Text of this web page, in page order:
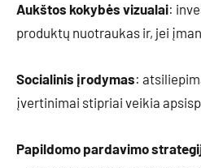
Aukštos kokybės vizualai:
produktų nuotraukas ir, jei
Socialinis įrodymas:
įvertinimai stipriai veikia
Papildomo pardavimo